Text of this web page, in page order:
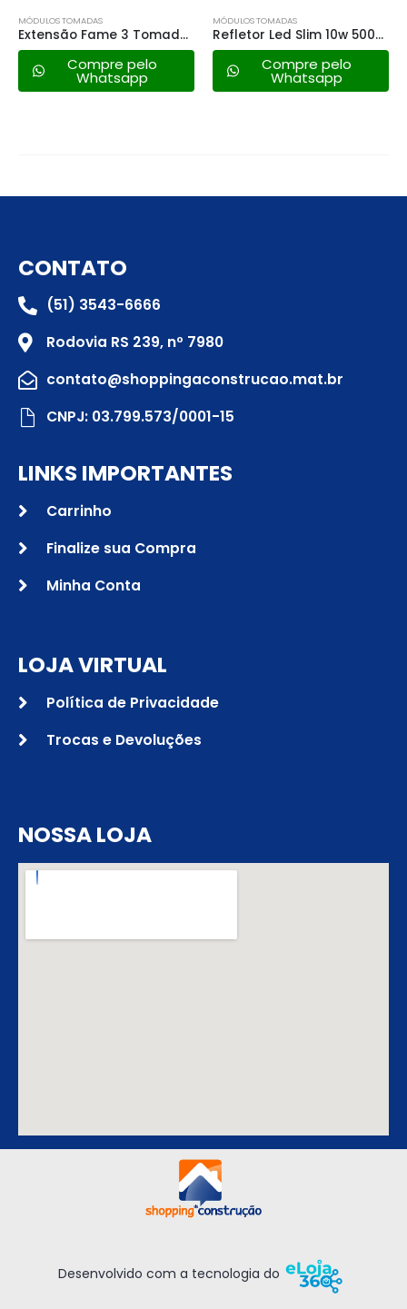
MÓDULOS TOMADAS
Extensão Fame 3 Tomadas 10a – 10mt
Compre pelo
Whatsapp
MÓDULOS TOMADAS
Refletor Led Slim 10w 5000k – Bivolt
Compre pelo
Whatsapp
CONTATO
(51) 3543-6666
Rodovia RS 239, nº 7980
contato@shoppingaconstrucao.mat.br
CNPJ: 03.799.573/0001-15
LINKS IMPORTANTES
Carrinho
Finalize sua Compra
Minha Conta
LOJA VIRTUAL
Política de Privacidade
Trocas e Devoluções
NOSSA LOJA
Desenvolvido com a tecnologia do